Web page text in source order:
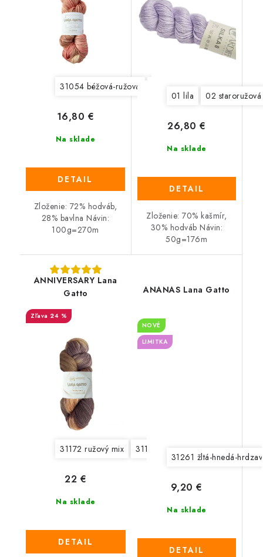
31054 béžová-ružová
Na sklade
16,80 €
DETAIL
Zloženie: 72% hodváb,
28% bavlna Návin:
100g=270m
01 lila 02 staroružová
Na sklade
26,80 €
DETAIL
Zloženie: 70% kašmír,
30% hodváb Návin:
50g=176m
ANNIVERSARY Lana
Gatto
24 %
31172 ružový mix 31173 oranžovo hnedý mix
Na sklade
22 €
DETAIL
ANANAS Lana Gatto
NOVÉ
LIMITKA
31261 žltá-hnedá-
Na sklade
9,20 €
DETAIL